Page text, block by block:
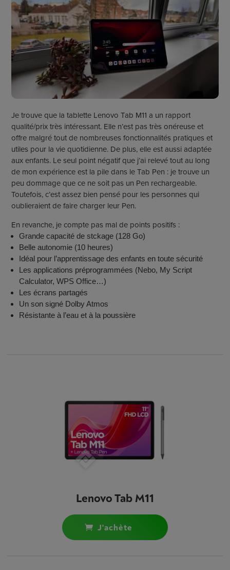
Je trouve que la tablette Lenovo Tab M11 a un rapport
qualité/prix très intéressant. Elle n’est pas très onéreuse et
offre malgré tout de nombreuses fonctionnalités pratiques et
utiles pour la vie quotidienne. De plus, elle est aussi adaptée
aux enfants. Le seul point négatif que j’ai relevé tout au long
de mon expérience est la pile dans le Tab Pen : je trouve un
peu dommage que ce ne soit pas un Pen rechargeable.
Toutefois, c’est assez bien pensé pour les personnes qui
oublieraient de faire charger leur Pen.
En revanche, je compte pas mal de points positifs :
Grande capacité de stckage (128 Go)
Belle autonomie (10 heures)
Idéal pour l’apprentissage des enfants en toute sécurité
Les applications préprogrammées (Nebo, My Script
Calculator, WPS Office…)
Les écrans partagés
Un son signé Dolby Atmos
Résistante à l’eau et à la poussière
Lenovo Tab M11
j'achète